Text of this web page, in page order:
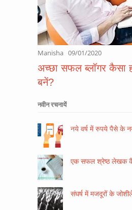
Manisha 09/01/2020
अच्छा सफल ब्लॉगर कैसा
बनें?
नवीन रचनायें
नये वर्ष में रुपये पैसे के
एक सफल श्रेष्ठ लेखक
संघर्ष में मजदूरों के